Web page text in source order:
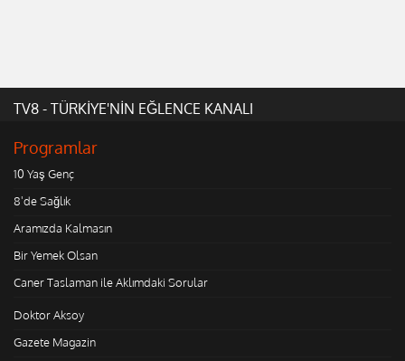
TV8 - TÜRKİYE'NİN EĞLENCE KANALI
Programlar
10 Yaş Genç
8'de Sağlık
Aramızda Kalmasın
Bir Yemek Olsan
Caner Taslaman ile Aklımdaki Sorular
Doktor Aksoy
Gazete Magazin